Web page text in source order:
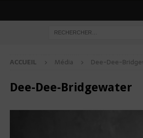
ACCUEIL Média Dee-Dee-
Dee-Dee-Bridgewater